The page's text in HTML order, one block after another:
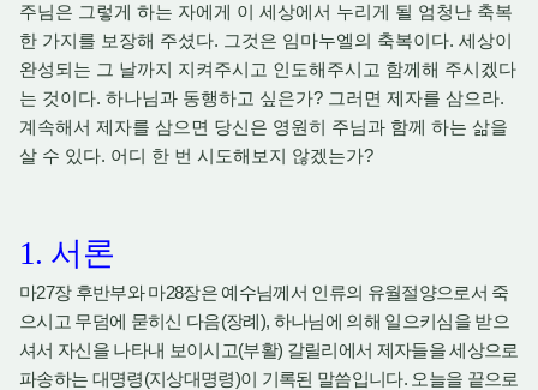
주님은 그렇게 하는 자에게 이 세상에서 누리게 될 엄청난 축복
한 가지를 보장해 주셨다. 그것은 임마누엘의 축복이다. 세상이
완성되는 그 날까지 지켜주시고 인도해주시고 함께해 주시겠다
는 것이다. 하나님과 동행하고 싶은가? 그러면 제자를 삼으라.
계속해서 제자를 삼으면 당신은 영원히 주님과 함께 하는 삶을
살 수 있다. 어디 한 번 시도해보지 않겠는가?
1. 서론
마27장 후반부와 마28장은 예수님께서 인류의 유월절양으로서 죽
으시고 무덤에 묻히신 다음(장례 ), 하나님에 의해 일으키심을 받으
셔서 자신을 나타내 보이시고(부활) 갈릴리에서 제자들을 세상으로
파송하는 대명령(지상대명령)이 기록된 말씀입니다. 오늘을 끝으로